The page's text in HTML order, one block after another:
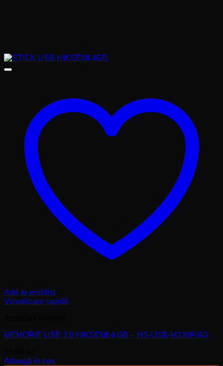
Add to wishlist
Vizualizare rapidă
MEMORIE USB 2.0 HIKSEMI 4 GB – HS-USB-M220P/4G
Adaugă în coș